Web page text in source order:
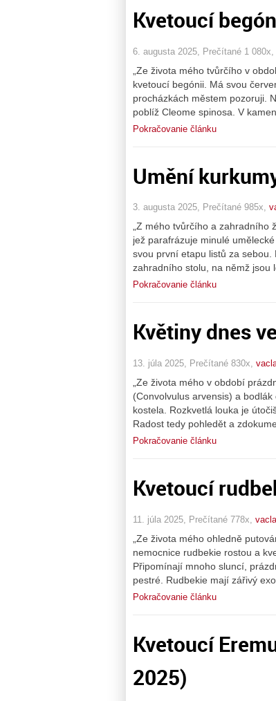
Kvetoucí
6. augusta 2025, Prečítané 1 080x,
„Ze života mého tvůrčího v
kvetoucí begónii. Má svou
procházkách městem pozoruji.
poblíž Cleome spinosa. V
Pokračovanie článku
Umění
3. augusta 2025, Prečítané 985x,
„Z mého tvůrčího a zahradního
jež parafrázuje minulé
svou první etapu listů za
zahradního stolu, na němž jsou
Pokračovanie článku
Květiny dnes
13. júla 2025, Prečítané 830x,
„Ze života mého v období
(Convolvulus arvensis) a
kostela. Rozkvetlá louka je
Radost tedy pohledět a
Pokračovanie článku
Kvetoucí
11. júla 2025, Prečítané 778x,
„Ze života mého ohledně
nemocnice rudbekie rostou a
Připomínají mnoho sluncí,
pestré. Rudbekie mají zářivý
Pokračovanie článku
Kvetoucí
2025)